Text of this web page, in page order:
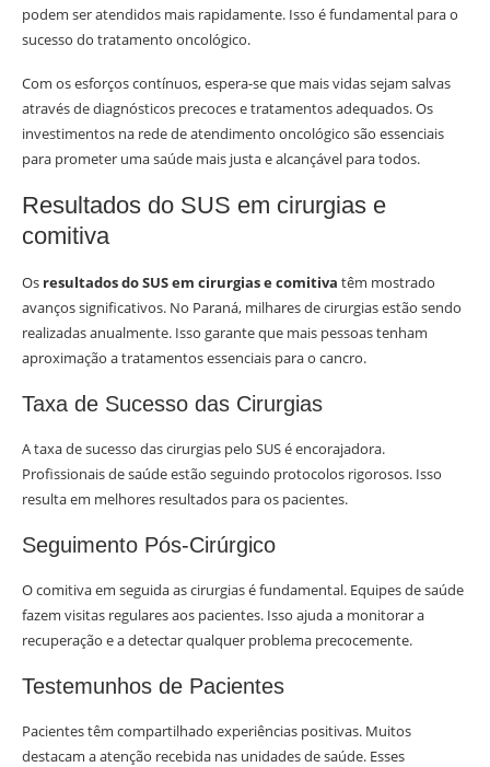
podem ser atendidos mais rapidamente. Isso é fundamental para o
sucesso do tratamento oncológico.
Com os esforços contínuos, espera-se que mais vidas sejam salvas
através de diagnósticos precoces e tratamentos adequados. Os
investimentos na rede de atendimento oncológico são essenciais
para prometer uma saúde mais justa e alcançável para todos.
Resultados do SUS em cirurgias e
comitiva
Os resultados do SUS em cirurgias e comitiva têm mostrado
avanços significativos. No Paraná, milhares de cirurgias estão sendo
realizadas anualmente. Isso garante que mais pessoas tenham
aproximação a tratamentos essenciais para o cancro.
Taxa de Sucesso das Cirurgias
A taxa de sucesso das cirurgias pelo SUS é encorajadora.
Profissionais de saúde estão seguindo protocolos rigorosos. Isso
resulta em melhores resultados para os pacientes.
Seguimento Pós-Cirúrgico
O comitiva em seguida as cirurgias é fundamental. Equipes de saúde
fazem visitas regulares aos pacientes. Isso ajuda a monitorar a
recuperação e a detectar qualquer problema precocemente.
Testemunhos de Pacientes
Pacientes têm compartilhado experiências positivas. Muitos
destacam a atenção recebida nas unidades de saúde. Esses